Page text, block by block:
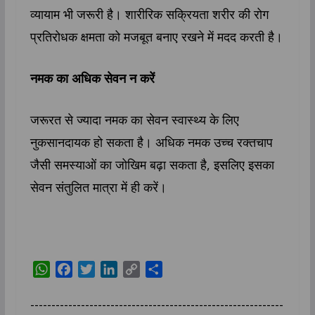
व्यायाम भी जरूरी है। शारीरिक सक्रियता शरीर की रोग
प्रतिरोधक क्षमता को मजबूत बनाए रखने में मदद करती है।
नमक का अधिक सेवन न करें
जरूरत से ज्यादा नमक का सेवन स्वास्थ्य के लिए
नुकसानदायक हो सकता है। अधिक नमक उच्च रक्तचाप
जैसी समस्याओं का जोखिम बढ़ा सकता है, इसलिए इसका
सेवन संतुलित मात्रा में ही करें।
W
a
c
i
n
p
a
------------------------------------------------------------